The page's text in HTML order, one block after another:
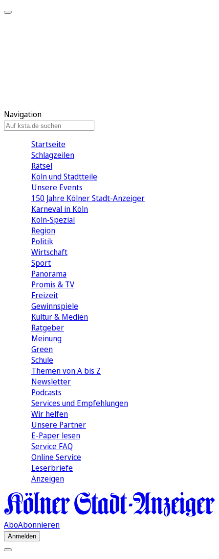
Navigation
Startseite
Schlagzeilen
Rätsel
Köln und Stadtteile
Unsere Events
150 Jahre Kölner Stadt-Anzeiger
Karneval in Köln
Köln-Spezial
Region
Politik
Wirtschaft
Sport
Panorama
Promis & TV
Freizeit
Gewinnspiele
Kultur & Medien
Ratgeber
Meinung
Green
Schule
Themen von A bis Z
Newsletter
Podcasts
Services und Empfehlungen
Wir helfen
Unsere Partner
E-Paper lesen
Service FAQ
Online Service
Leserbriefe
Anzeigen
AboAbonnieren
Anmelden